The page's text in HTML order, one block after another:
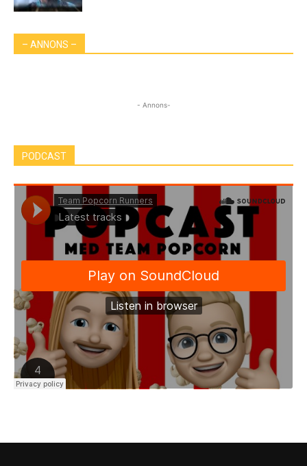
– ANNONS –
- Annons-
PODCAST